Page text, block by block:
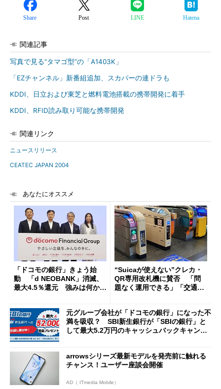
Share Post LINE Hatena
関連記事
写真で見る“タマゴ型”の「A1403K」
「EZチャンネル」新番組追加、スカパーの連ドラも
KDDI、日立および東芝と燃料電池搭載の携帯開発に着手
KDDI、RFID読み取り可能な携帯開発
関連リンク
ニュースリリース
CEATEC JAPAN 2004
あなたにオススメ
「ドコモの銀行」きょう始
動 「d NEOBANK」消滅、
最大4.5％還元 強みは何か解
“Suicaが使えない”クレカ・
QR専用改札機に賛否 「問
題なく運用できる」「交通系I
元グループ会社が「ドコモの銀行」になった不
満を吸収？ SBI新生銀行が「SBIの銀行」と
して最大5.2万円のキャッシュバックキャンペ
arrowsシリーズ最新モデルを発売前に触れる
チャンス！ユーザー座談会開催
AD（ ITmedia Mobile）